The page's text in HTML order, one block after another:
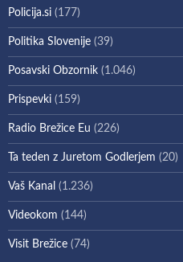
Policija.si (177)
Politika Slovenije (39)
Posavski Obzornik (1.046)
Prispevki (159)
Radio Brežice Eu (226)
Ta teden z Juretom Godlerjem (20)
Vaš Kanal (1.236)
Videokom (144)
Visit Brežice (74)